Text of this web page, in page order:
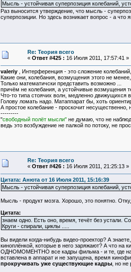
Мысль - устойчивая суперпозиция колебаний,
Раз выносится утверждение, что мысль -
суперпозиции. Но здесь возникает вопрос - а
Re: Теория всего
« Ответ #425 : 16 Июля 2011, 17:57:41 »
valeriy, Интерференция - это сложение
Какие они, колебания, возмущения этого не
Только математичски представить возможно ...
причём не колебания, а устойчивые возмущения
Что-то типа стоячих волн, медленно движущихся
Голову ломать надо. Матаппарат бы, хоть
А простое колебание - проскочит
---------
"свободный полёт мысли"не думаю, что не
ведь это возбуждение не палкой по потоку, не
Re: Теория всего
« Ответ #426 : 16 Июля 2011, 21:25:13 »
Цитата: Анюта от 16 Июля 2011, 15:16:39
Мысль - устойчивая суперпозиция колебаний,
Мысль - продукт мозга. Хорошо, это понятно.
Цитата:
знаем одно. Есть оно, время, течёт без устали.
Круги - спирали, циклы .....
Вы видели когда-нибудь видео-проектор? А
киноплёнкой, которые в него заряжают? А что
ОДНОМОМЕНТНО все кадры фильма - и те, где
вставлена в аппарат и не запущена, время
прокручивать уже существующие кадры, но не